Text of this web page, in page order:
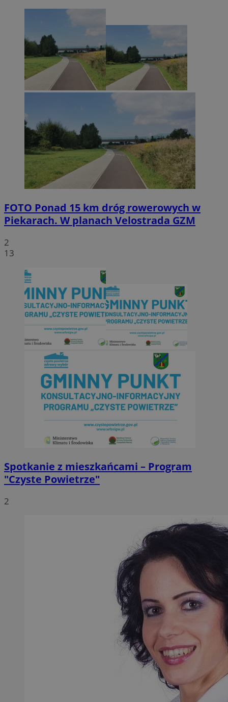
FOTO Ponad 15 km dróg rowerowych w
Piekarach. W planach Velostrada GZM
2
13
Spotkanie z mieszkańcami – Program
"Czyste Powietrze"
2